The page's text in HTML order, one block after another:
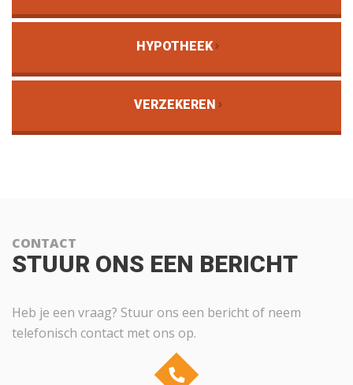
HYPOTHEEK
VERZEKEREN
CONTACT
STUUR ONS EEN BERICHT
Heb je een vraag? Stuur ons een bericht of neem
telefonisch contact met ons op.